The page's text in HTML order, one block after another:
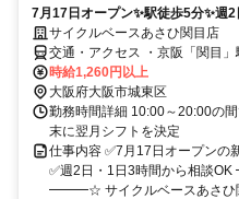
7月17日オープン✨駅徒歩5分✨週
サイクルベースあさひ関目店
交通・アクセス ・京阪「関目
筋線「関目成育」駅より徒歩５
駅より徒歩5分
時給1,260円以上
大阪府大阪市城東区
勤務時間詳細 10:00～20:00の
末に翌月シフトを決定
仕事内容 ✅7月17日オープンの
✅週2日・1日3時間から
━━━☆ サイクルベースあさひ